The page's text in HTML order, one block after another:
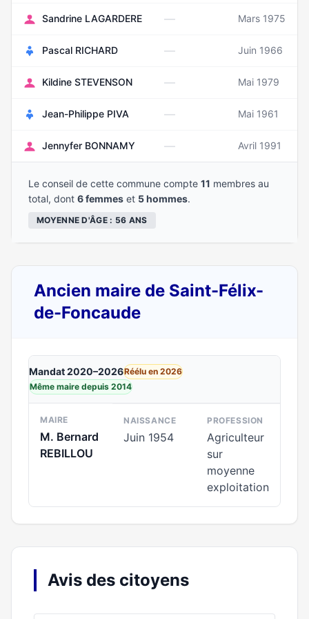
Sandrine LAGARDERE — Mars 1975
Pascal RICHARD — Juin 1966
Kildine STEVENSON — Mai 1979
Jean-Philippe PIVA — Mai 1961
Jennyfer BONNAMY — Avril 1991
Le conseil de cette commune compte 11 membres au
total, dont 6 femmes et 5 hommes.
MOYENNE D'ÂGE : 56 ANS
Ancien maire de Saint-Félix-
de-Foncaude
Mandat 2020–2026Réélu en 2026
Même maire depuis 2014
MAIRE
M. Bernard
REBILLOU
NAISSANCE
Juin 1954
PROFESSION
Agriculteur
sur
moyenne
exploitation
Avis des citoyens